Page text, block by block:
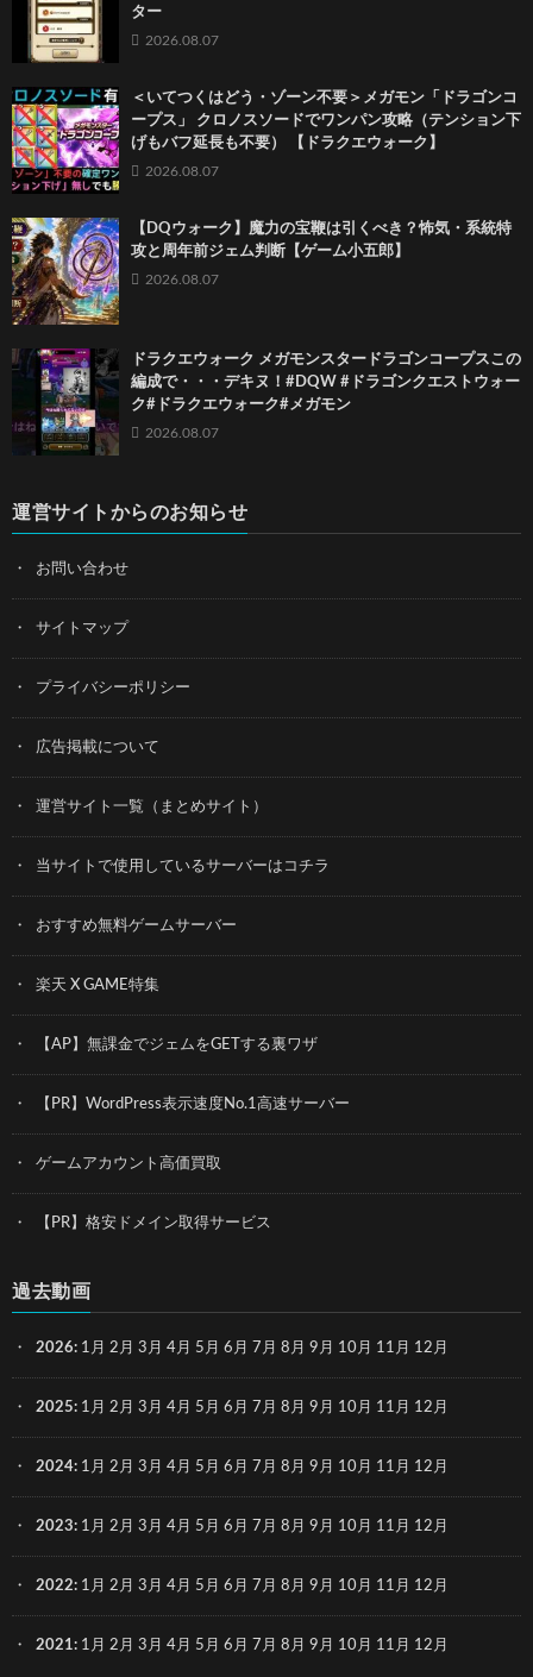
ター
2026.08.07
＜いてつくはどう・ゾーン不要＞メガモン「ドラゴンコ
ープス」 クロノスソードでワンパン攻略（テンション下
げもバフ延長も不要） 【ドラクエウォーク】
2026.08.07
【DQウォーク】魔力の宝鞭は引くべき？怖気・系統特
攻と周年前ジェム判断【ゲーム小五郎】
2026.08.07
ドラクエウォーク メガモンスタードラゴンコープスこの
編成で・・・デキヌ！#DQW #ドラゴンクエストウォー
ク#ドラクエウォーク#メガモン
2026.08.07
運営サイトからのお知らせ
お問い合わせ
サイトマップ
プライバシーポリシー
広告掲載について
運営サイト一覧（まとめサイト）
当サイトで使用しているサーバーはコチラ
おすすめ無料ゲームサーバー
楽天 X GAME特集
【AP】無課金でジェムをGETする裏ワザ
【PR】WordPress表示速度No.1高速サーバー
ゲームアカウント高価買取
【PR】格安ドメイン取得サービス
過去動画
2026: 1月 2月 3月 4月 5月 6月 7月 8月 9月 10月 11月 12月
2025: 1月 2月 3月 4月 5月 6月 7月 8月 9月 10月 11月 12月
2024: 1月 2月 3月 4月 5月 6月 7月 8月 9月 10月 11月 12月
2023: 1月 2月 3月 4月 5月 6月 7月 8月 9月 10月 11月 12月
2022: 1月 2月 3月 4月 5月 6月 7月 8月 9月 10月 11月 12月
2021: 1月 2月 3月 4月 5月 6月 7月 8月 9月 10月 11月 12月